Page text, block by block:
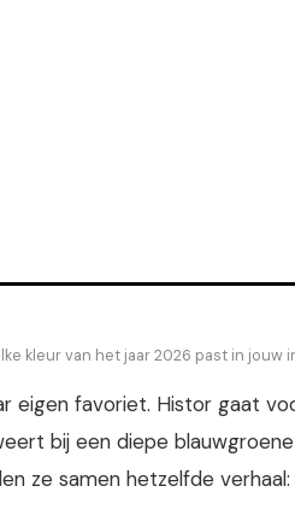
kleur van het jaar 2026 past in jouw
eigen favoriet. Histor gaat
bij een diepe
ze samen hetzelfde